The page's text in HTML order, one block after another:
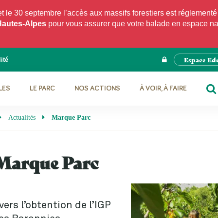
30 septembre l’accès aux massifs forestiers est
Alpes pour vous assurer que votre balade en espace
Espace
LE PARC NOS ACTIONS
À VOIR, À FAIRE
Actualités Marque Parc
Parc
l’obtention de l’IGP